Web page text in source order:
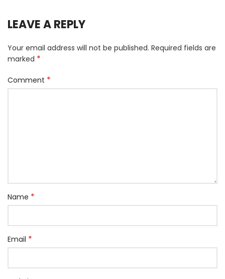
LEAVE A REPLY
Your email address will not be published. Required fields are
marked *
Comment *
Name *
Email *